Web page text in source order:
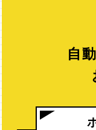
自